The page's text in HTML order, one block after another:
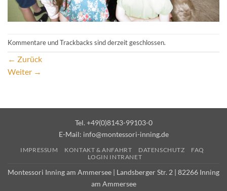
Kommentare und Trackbacks sind derzeit geschlossen.
← Zurück
Weiter →
Tel. +49(0)8143-99103-0
E-Mail: info@montessori-inning.de
IMPRESSUM KONTAKT & ANFAHRT DATENSCHUTZ
FAQ
LOGIN INTRANET
Montessori Inning am Ammersee | Landsberger Str. 2 | 82266 Inning
am Ammersee